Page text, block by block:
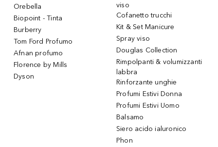
Orebella
Biopoint - Tinta
Burberry
Tom Ford Profumo
Afnan profumo
Florence by Mills
Dyson
viso
Cofanetto trucchi
Kit & Set Manicure
Spray viso
Douglas Collection
Rimpolpanti & volumizzanti
labbra
Rinforzante unghie
Profumi Estivi Donna
Profumi Estivi Uomo
Balsamo
Siero acido ialuronico
Phon